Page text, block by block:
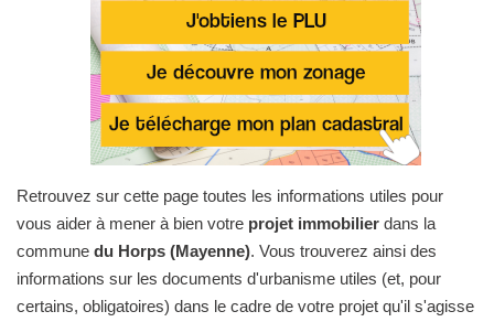
Retrouvez sur cette page toutes les informations utiles pour
vous aider à mener à bien votre projet immobilier dans la
commune du Horps (Mayenne). Vous trouverez ainsi des
informations sur les documents d'urbanisme utiles (et, pour
certains, obligatoires) dans le cadre de votre projet qu'il s'agisse